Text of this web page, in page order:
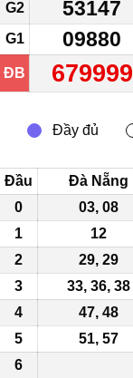
G2 53147
G1 09880
ĐB 679999
Đầu Đà Nẵng
0
03, 08
1
12
2
29, 29
3
33, 36, 38
4
47, 48
5
51, 57
6